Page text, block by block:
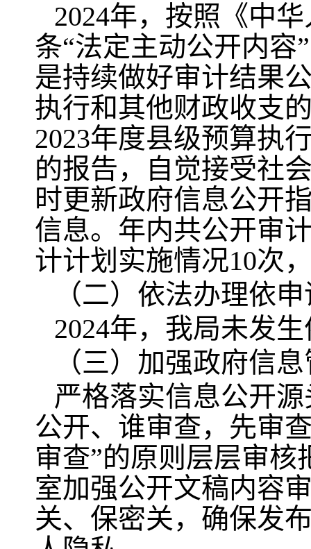
2024年，按照《中
条“法定主动公开内容
是持续做好审计结果
执行和其他财政收支
2023年度县级预算执
的报告，自觉接受社
时更新政府信息公开
信息。年内共公开审
计计划实施情况10次
（二）依法办理依
2024年，我局未发
（三）加强政府信
严格落实信息公开
公开、谁审查，先审
审查”的原则层层审
室加强公开文稿内容
关、保密关，确保发